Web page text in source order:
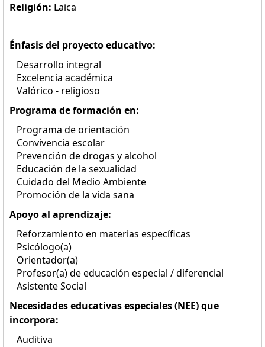
Religión: Laica
Énfasis del proyecto educativo:
Desarrollo integral
Excelencia académica
Valórico - religioso
Programa de formación en:
Programa de orientación
Convivencia escolar
Prevención de drogas y alcohol
Educación de la sexualidad
Cuidado del Medio Ambiente
Promoción de la vida sana
Apoyo al aprendizaje:
Reforzamiento en materias específicas
Psicólogo(a)
Orientador(a)
Profesor(a) de educación especial / diferencial
Asistente Social
Necesidades educativas especiales (NEE) que
incorpora:
Auditiva